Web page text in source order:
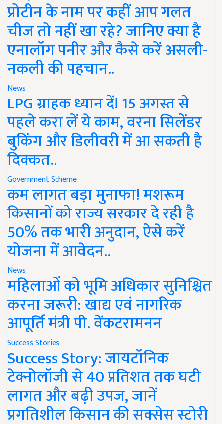
प्रोटीन के नाम पर कहीं आप गलत
चीज तो नहीं खा रहे? जानिए क्या है
एनालॉग पनीर और कैसे करें असली-
नकली की पहचान..
News
LPG ग्राहक ध्यान दें! 15 अगस्त से
पहले करा लें ये काम, वरना सिलेंडर
बुकिंग और डिलीवरी में आ सकती है
दिक्कत..
Government Scheme
कम लागत बड़ा मुनाफा! मशरूम
किसानों को राज्य सरकार दे रही है
50% तक भारी अनुदान, ऐसे करें
योजना में आवेदन..
News
महिलाओं को भूमि अधिकार सुनिश्चित
करना जरूरी: खाद्य एवं नागरिक
आपूर्ति मंत्री पी. वेंकटरामनन
Success Stories
Success Story: जायटॉनिक
टेक्नोलॉजी से 40 प्रतिशत तक घटी
लागत और बढ़ी उपज, जानें
प्रगतिशील किसान की सक्सेस स्टोरी